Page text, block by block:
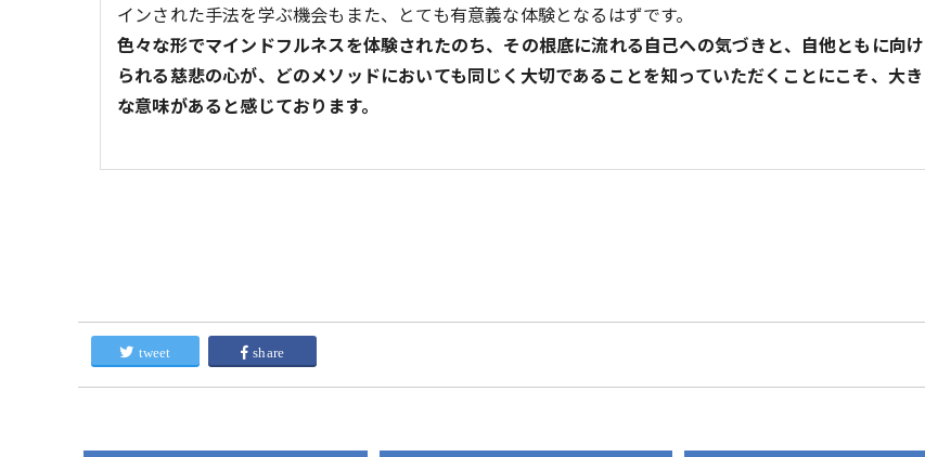
インされた手法を学ぶ機会もまた、とても有意義な体験となるはずです。
色々な形でマインドフルネスを体験されたのち、その根底に流れる自己への気づきと、自他ともに向け
られる慈悲の心が、どのメソッドにおいても同じく大切であることを知っていただくことにこそ、大き
な意味があると感じております。
tweet share